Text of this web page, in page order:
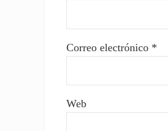
Correo electrónico *
Web